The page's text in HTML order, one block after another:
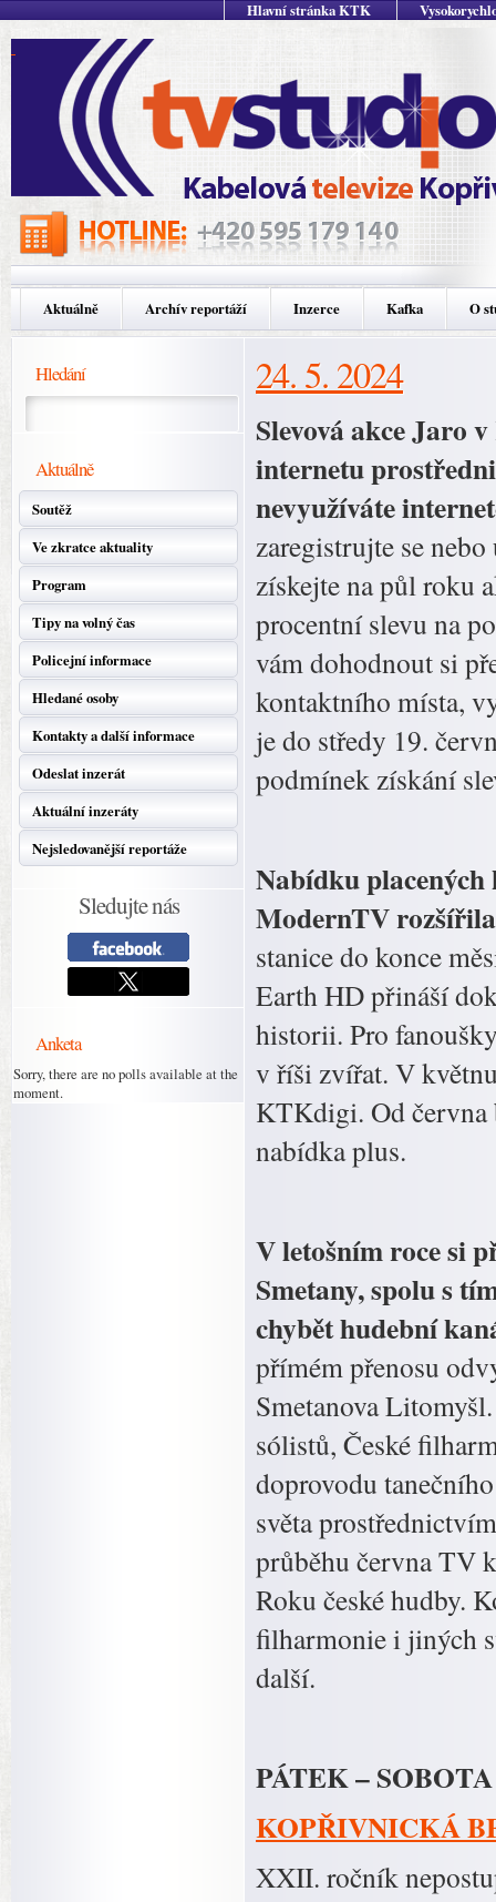
Hlavní stránka KTK
Aktuálně Archív reportáží Inzerce Kafka O
Hledání
Aktuálně
Soutěž
Ve zkratce aktuality
Program
Tipy na volný čas
Policejní informace
Hledané osoby
Kontakty a další informace
Odeslat inzerát
Aktuální inzeráty
Nejsledovanější reportáže
Sledujte nás
Anketa
Sorry, there are no polls available at the
moment.
24. 5. 2024
Slevová akce Jaro
internetu
nevyužíváte
zaregistrujte se
získejte na půl roku
procentní slevu na
vám dohodnout si
kontaktního místa,
je do středy 19.
podmínek získání
Nabídku
ModernTV
stanice do konce
Earth HD přináší
historii. Pro
v říši zvířat. V
KTKdigi. Od června
nabídka plus.
V letošním roce si
Smetany, spolu s
chybět hudební
přímém přenosu
Smetanova
sólistů, České
doprovodu
světa
průběhu června TV
Roku české hudby.
filharmonie i jiných
další.
PÁTEK –
KOPŘIVNICKÁ
XXII. ročník